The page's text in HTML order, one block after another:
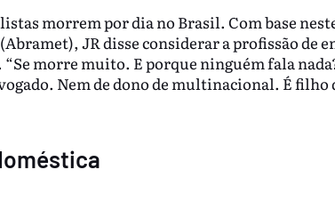
morrem por dia no Brasil. Com base
JR disse considerar a profissão de
morre muito. E porque ninguém fala
Nem de dono de multinacional. É